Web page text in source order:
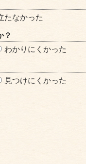
たなかった
？
わかりにくかった
見つけにくかった